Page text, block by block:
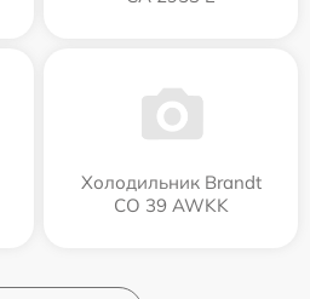
Холодильник Brandt
CO 39 AWKK